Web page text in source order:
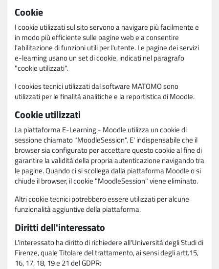
Cookie
I cookie utilizzati sul sito servono a navigare più facilmente e
in modo più efficiente sulle pagine web e a consentire
l'abilitazione di funzioni utili per l'utente. Le pagine dei servizi
e-learning usano un set di cookie, indicati nel paragrafo
"cookie utilizzati".
I cookies tecnici utilizzati dal software MATOMO sono
utilizzati per le finalità analitiche e la reportistica di Moodle.
Cookie utilizzati
La piattaforma E-Learning - Moodle utilizza un cookie di
sessione chiamato "MoodleSession". E' indispensabile che il
browser sia configurato per accettare questo cookie al fine di
garantire la validità della propria autenticazione navigando tra
le pagine. Quando ci si scollega dalla piattaforma Moodle o si
chiude il browser, il cookie "MoodleSession" viene eliminato.
Altri cookie tecnici potrebbero essere utilizzati per alcune
funzionalità aggiuntive della piattaforma.
Diritti dell'interessato
L'interessato ha diritto di richiedere all'Università degli Studi di
Firenze, quale Titolare del trattamento, ai sensi degli artt.15,
16, 17, 18, 19 e 21 del GDPR: